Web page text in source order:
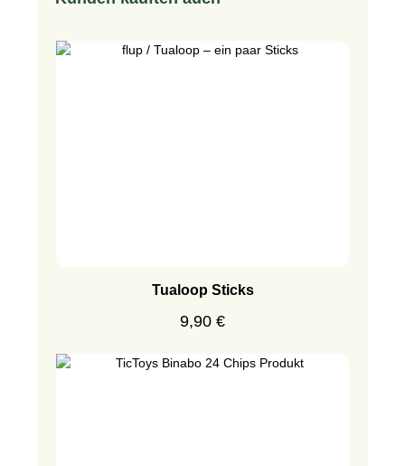
Tualoop Sticks
Regulärer Preis:
9,90 €